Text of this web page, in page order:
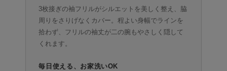
3枚接ぎの袖フリルがシルエットを美しく整え、脇
周りをさりげなくカバー。程よい身幅でラインを
拾わず、フリルの袖丈が二の腕もやさしく隠して
くれます。
毎日使える、お家洗いOK